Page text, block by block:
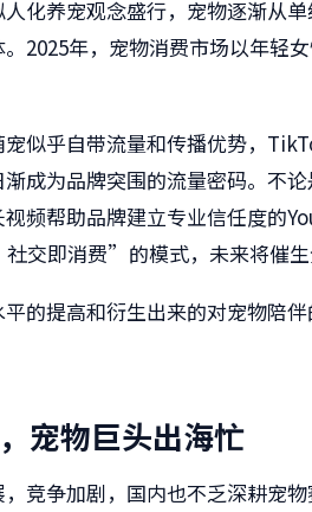
化养宠观念盛行，宠物逐渐从
2025年，宠物消费市场以年轻
似乎自带流量和传播优势，
成为品牌突围的流量密码。不
频帮助品牌建立专业信任度的
交即消费”的模式，未来将催生
的提高和衍生出来的对宠物陪
宠物巨头出海忙
竞争加剧，国内也不乏深耕宠